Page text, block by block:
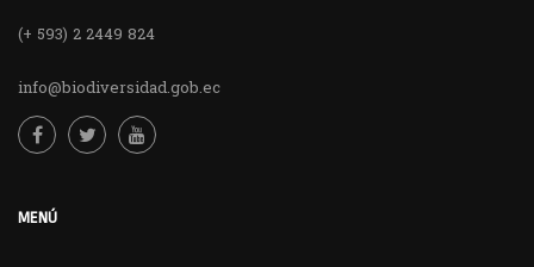
(+ 593) 2 2449 824
info@biodiversidad.gob.ec
MENÚ